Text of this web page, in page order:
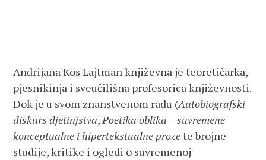
Andrijana Kos Lajtman književna je teoretičarka,
pjesnikinja i sveučilišna profesorica književnosti.
Dok je u svom znanstvenom radu (Autobiografski
diskurs djetinjstva,Poetika oblika – suvremene
konceptualne i hipertekstualne prozete brojne
studije, kritike i ogledi o suvremenoj